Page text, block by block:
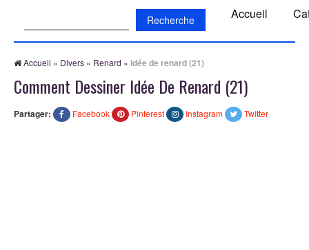
Accueil
Accueil » Divers » Renard » Idée de renard (21)
Comment Dessiner Idée De Renard (21)
Partager: Facebook Pinterest Instagram Twitter